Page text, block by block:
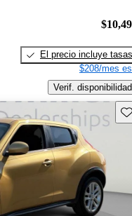
El precio incluye tasas
$208/mes
Verif. disponibilidad